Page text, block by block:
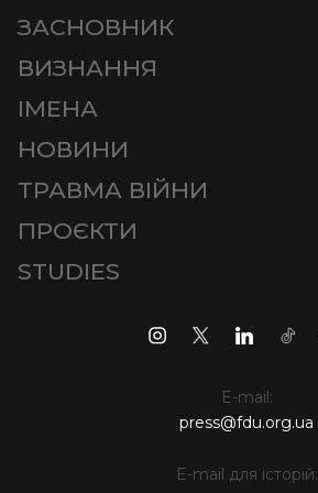
ЗАСНОВНИК
ВИЗНАННЯ
ІМЕНА
НОВИНИ
ТРАВМА ВІЙНИ
ПРОЄКТИ
STUDIES
E-mail:
press@fdu.org.ua
E-mail для історій: